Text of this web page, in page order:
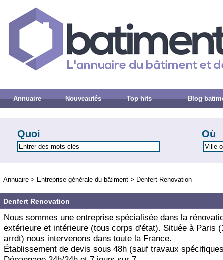
Annuaire Nouveautés Top hits Blog
Quoi Où
Annuaire > Entreprise générale du bâtiment > Denfert Renovation
Denfert Renovation
Nous sommes une entreprise spécialisée dans la
extérieure et intérieure (tous corps d'état). Située à Paris
arrdt) nous intervenons dans toute la France.
Établissement de devis sous 48h (sauf travaux